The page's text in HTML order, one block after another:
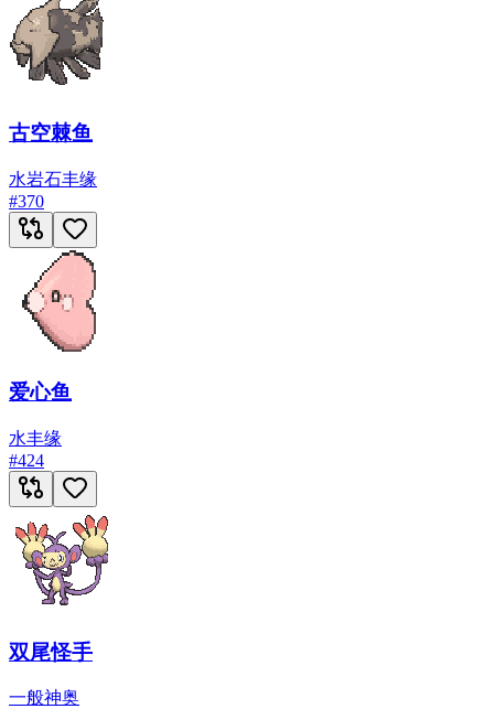
古空棘鱼
水岩石丰缘
#370
爱心鱼
水丰缘
#424
双尾怪手
一般神奥